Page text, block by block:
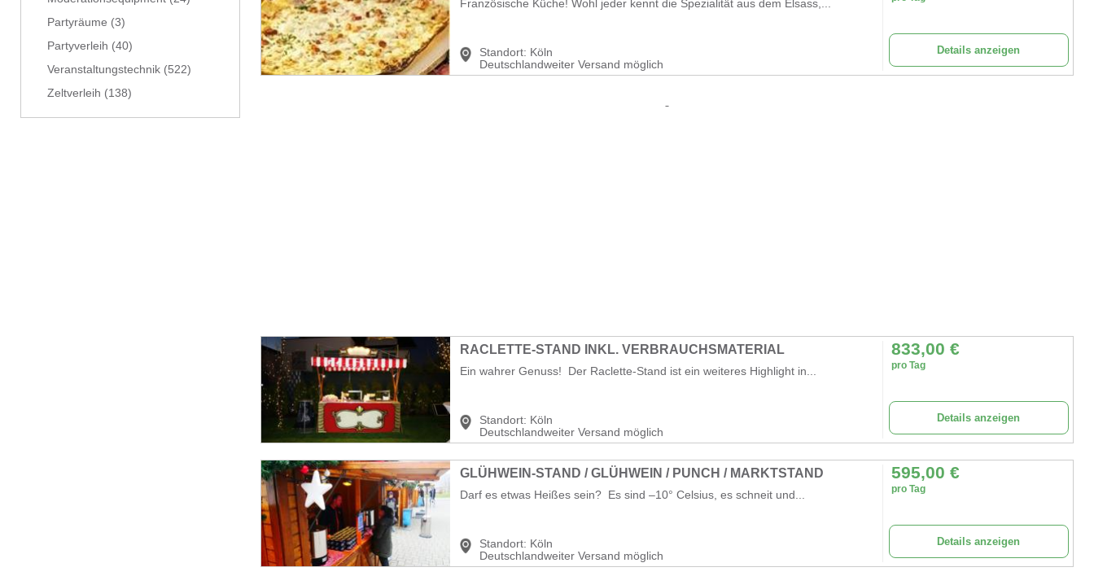
Partyräume (3)
Partyverleih (40)
Veranstaltungstechnik (522)
Zeltverleih (138)
Französische Küche! Wohl jeder kennt die Spezialität aus dem Elsass,...
Standort: Köln
Deutschlandweiter Versand möglich
Details anzeigen
RACLETTE-STAND INKL. VERBRAUCHSMATERIAL
Ein wahrer Genuss! Der Raclette-Stand ist ein weiteres Highlight in...
Standort: Köln
Deutschlandweiter Versand möglich
833,00 €
pro Tag
Details anzeigen
GLÜHWEIN-STAND / GLÜHWEIN / PUNCH / MARKTSTAND
Darf es etwas Heißes sein? Es sind –10° Celsius, es schneit und...
Standort: Köln
Deutschlandweiter Versand möglich
595,00 €
pro Tag
Details anzeigen